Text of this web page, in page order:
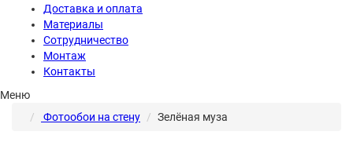
Доставка и оплата
Материалы
Сотрудничество
Монтаж
Контакты
Меню
Фотообои на стену
Зелёная муза